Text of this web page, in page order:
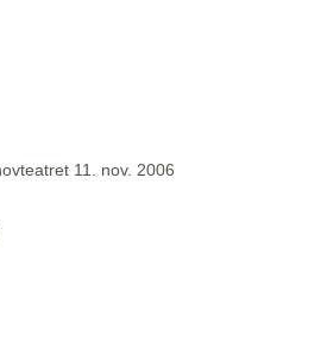
11. nov. 2006